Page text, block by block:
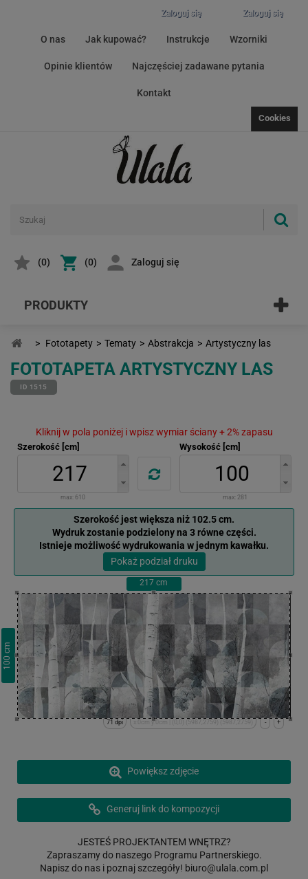
Zaloguj się
Zaloguj się
O nas Jak kupować? Instrukcje Wzorniki
Opinie klientów Najczęściej zadawane pytania
Kontakt
Cookies
(0) (0) Zaloguj się
PRODUKTY
> Fototapety > Tematy > Abstrakcja > Artystyczny las
FOTOTAPETA ARTYSTYCZNY LAS
ID 1515
Kliknij w pola poniżej i wpisz wymiar ściany + 2% zapasu
Szerokość [cm]
max: 610
Wysokość [cm]
max: 281
Szerokość jest większa niż 102.5 cm.
Wydruk zostanie podzielony na 3 równe części.
Istnieje możliwość wydrukowania w jednym kawałku.
Pokaż podział druku
217 cm
100
cm
+
-
x:0cm y:0cm | (0,0) (5987,2759) (5987,2759)
71 dpi
Powiększ zdjęcie
Generuj link do kompozycji
JESTEŚ PROJEKTANTEM WNĘTRZ?
Zapraszamy do naszego Programu Partnerskiego.
Napisz do nas i poznaj szczegóły! biuro@ulala.com.pl